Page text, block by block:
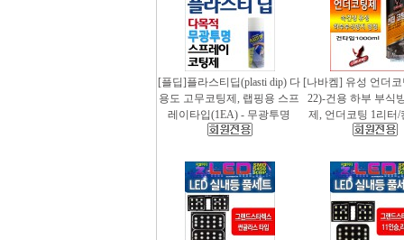
[플딥]플라스티딥(plasti dip) 다
용도 고무코팅제, 랩핑용 스프
레이타입(1EA) - 무광투명
[나바켐] 유성 언더
22)-건용 하부 부식
제, 언더코팅 1리터/